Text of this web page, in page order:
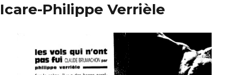
Icare-Philippe Verrièle